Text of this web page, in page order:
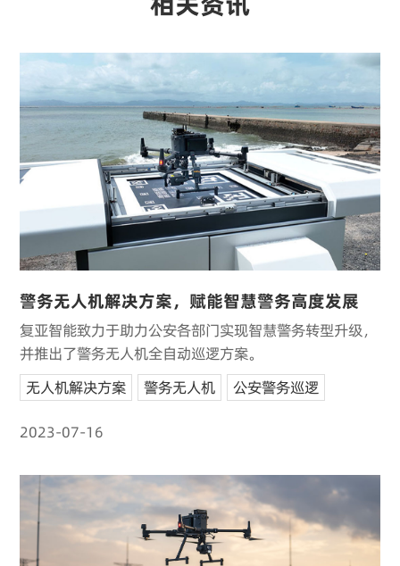
警务无人机解决方案，赋能智慧警务高度发展
复亚智能致力于助力公安各部门实现智慧警务转型升级，
并推出了警务无人机全自动巡逻方案。
无人机解决方案
警务无人机 公安警务巡逻
2023-07-16